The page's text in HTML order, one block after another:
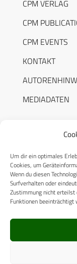
Um dir ein optimales
Cookies, um
Wenn du diesen
Surfverhalten oder
Zustimmung nicht erteilst
Funktionen beeinträchtigt
CPM VERLAG
CPM
CPM EVENTS
KONTAKT
MEDIADATEN
Cookie-